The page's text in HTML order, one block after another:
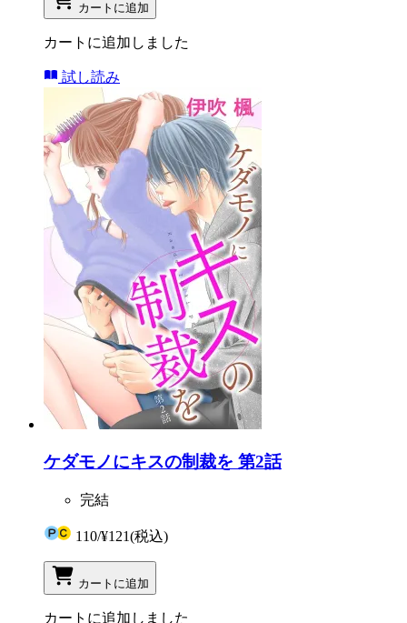
カートに追加
カートに追加しました
試し読み
ケダモノにキスの制裁を 第2話
完結
110/¥121(税込)
カートに追加
カートに追加しました